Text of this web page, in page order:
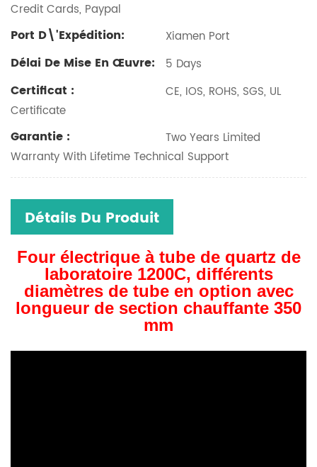
Credit Cards, Paypal
Port D\'expédition: Xiamen Port
Délai De Mise En Œuvre: 5 Days
Certificat :
CE, IOS, ROHS, SGS, UL
Certificate
Garantie :
Two Years Limited
Warranty With Lifetime Technical Support
Détails Du Produit
Four électrique à tube de quartz de
laboratoire 1200C, différents
diamètres de tube en option avec
longueur de section chauffante 350
mm